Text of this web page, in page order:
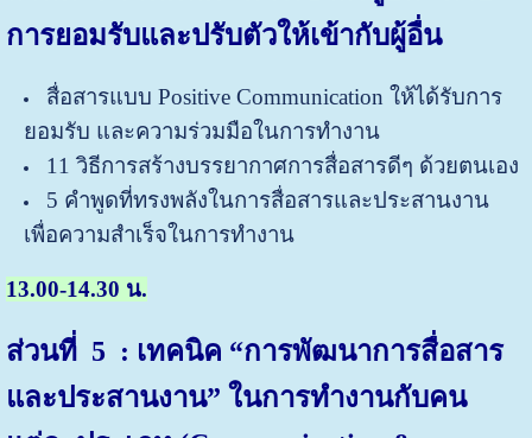
การยอมรับและปรับตัวให้เข้ากับผู้อื่น
สื่อสารแบบ Positive Communication ให้ได้รับการ
ยอมรับ และความร่วมมือในการทำงาน
11 วิธีการสร้างบรรยากาศการสื่อสารดีๆ ด้วยตนเอง
5 คำพูดที่ทรงพลังในการสื่อสารและประสานงาน
เพื่อความสำเร็จในการทำงาน
13.00-14.30 น.
ส่วนที่ 5 : เทคนิค “การพัฒนาการสื่อสาร
และประสานงาน” ในการทำงานกับคน